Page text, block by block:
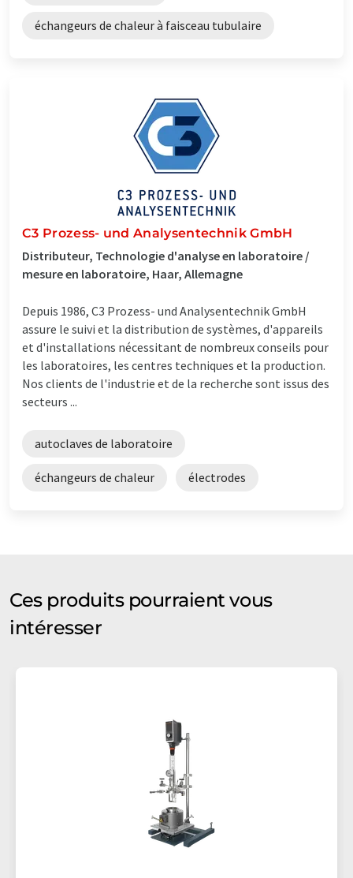
échangeurs de chaleur à faisceau tubulaire
C3 Prozess- und Analysentechnik GmbH
Distributeur, Technologie d'analyse en laboratoire /
mesure en laboratoire, Haar, Allemagne
Depuis 1986, C3 Prozess- und Analysentechnik GmbH
assure le suivi et la distribution de systèmes, d'appareils
et d'installations nécessitant de nombreux conseils pour
les laboratoires, les centres techniques et la production.
Nos clients de l'industrie et de la recherche sont issus des
secteurs ...
autoclaves de laboratoire
échangeurs de chaleur électrodes
Ces produits pourraient vous
intéresser